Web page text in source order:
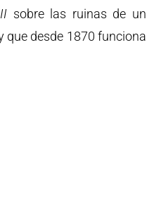
sobre las ruinas de un
que desde 1870 funciona